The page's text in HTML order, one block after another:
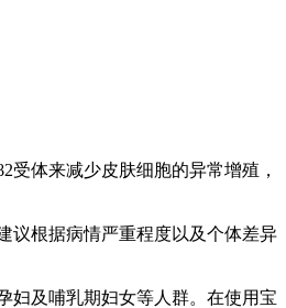
体来减少皮肤细胞的异常增殖，
议根据病情严重程度以及个体差异
妇及哺乳期妇女等人群。在使用宝